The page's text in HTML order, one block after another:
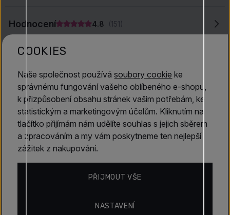
přináší. Pokud hledáte parfém vyzařující luxus a ženskou
sílu,Versace Crystal Noirje skvělou volbou.
Hodnocení 4.8 (151)
Versace
Lattafa, Afnan, Armaf, French Avenue a dalších
COOKIES
Naše společnost používásoubory cookie ke
správnému fungování vašeho oblíbeného e-shopu,
k přizpůsobení obsahu stránek vašim potřebám, ke
statistickým a marketingovým účelům. Kliknutím na
tlačítko přijímám nám udělíte souhlas s jejich sběrem
a zpracováním a my vám poskytneme ten nejlepší
zážitek z nakupování.
NASTAVENÍ
PŘIJMOUT VŠE